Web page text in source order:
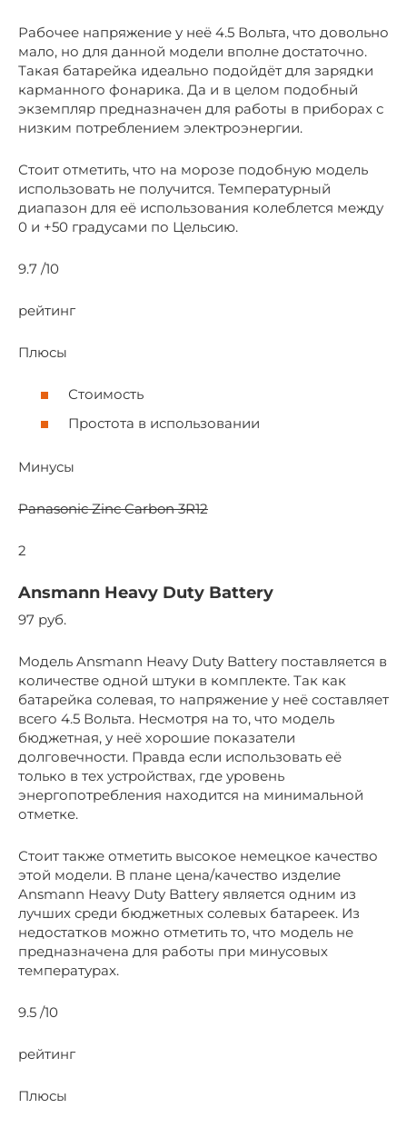
Рабочее напряжение у неё 4.5 Вольта, что довольно
мало, но для данной модели вполне достаточно.
Такая батарейка идеально подойдёт для зарядки
карманного фонарика. Да и в целом подобный
экземпляр предназначен для работы в приборах с
низким потреблением электроэнергии.
Стоит отметить, что на морозе подобную модель
использовать не получится. Температурный
диапазон для её использования колеблется между
0 и +50 градусами по Цельсию.
9.7 /10
рейтинг
Плюсы
Стоимость
Простота в использовании
Минусы
Panasonic Zinc Carbon 3R12
2
Ansmann Heavy Duty Battery
97 руб.
Модель Ansmann Heavy Duty Battery поставляется в
количестве одной штуки в комплекте. Так как
батарейка солевая, то напряжение у неё составляет
всего 4.5 Вольта. Несмотря на то, что модель
бюджетная, у неё хорошие показатели
долговечности. Правда если использовать её
только в тех устройствах, где уровень
энергопотребления находится на минимальной
отметке.
Стоит также отметить высокое немецкое качество
этой модели. В плане цена/качество изделие
Ansmann Heavy Duty Battery является одним из
лучших среди бюджетных солевых батареек. Из
недостатков можно отметить то, что модель не
предназначена для работы при минусовых
температурах.
9.5 /10
рейтинг
Плюсы